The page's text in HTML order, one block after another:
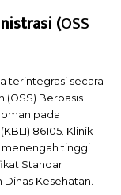
(OSS
terintegrasi secara
(OSS) Berbasis
pada
86105. Klinik
menengah tinggi
Standar
Kesehatan.